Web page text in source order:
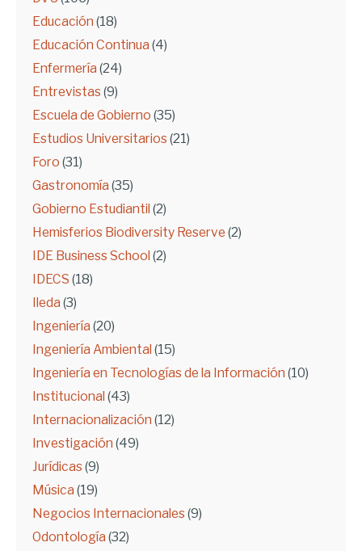
Educación (18)
Educación Continua (4)
Enfermería (24)
Entrevistas (9)
Escuela de Gobierno (35)
Estudios Universitarios (21)
Foro (31)
Gastronomía (35)
Gobierno Estudiantil (2)
Hemisferios Biodiversity Reserve (2)
IDE Business School (2)
IDECS (18)
Ileda (3)
Ingeniería (20)
Ingeniería Ambiental (15)
Ingeniería en Tecnologías de la Información (10)
Institucional (43)
Internacionalización (12)
Investigación (49)
Jurídicas (9)
Música (19)
Negocios Internacionales (9)
Odontología (32)